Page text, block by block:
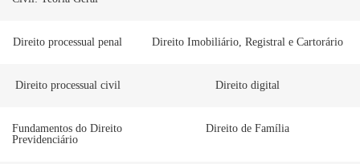
Direito processual penal Direito Imobiliário, Registral e Cartorário
Direito processual civil Direito digital
Fundamentos do Direito
Previdenciário
Direito de Família